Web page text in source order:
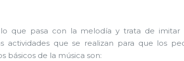
lo que pasa con la melodía y trata de imitar
actividades que se realizan para que los
básicos de la música son: